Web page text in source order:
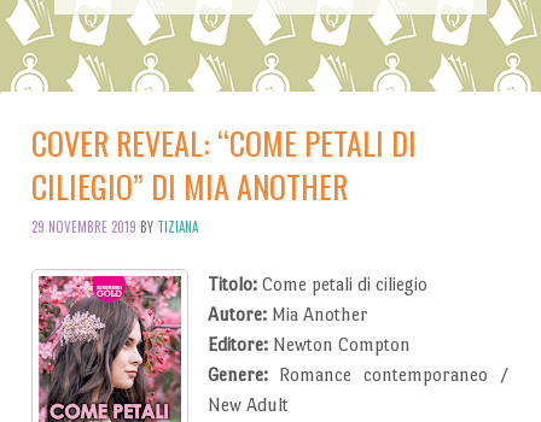
COVER REVEAL: “COME PETALI DI
CILIEGIO” DI MIA ANOTHER
29 NOVEMBRE 2019 BY TIZIANA
Titolo:Come petali di ciliegio
Autore:Mia Another
Editore:Newton Compton
Genere:Romance contemporaneo /
New Adult